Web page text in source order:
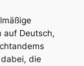
auf Deutsch,
die